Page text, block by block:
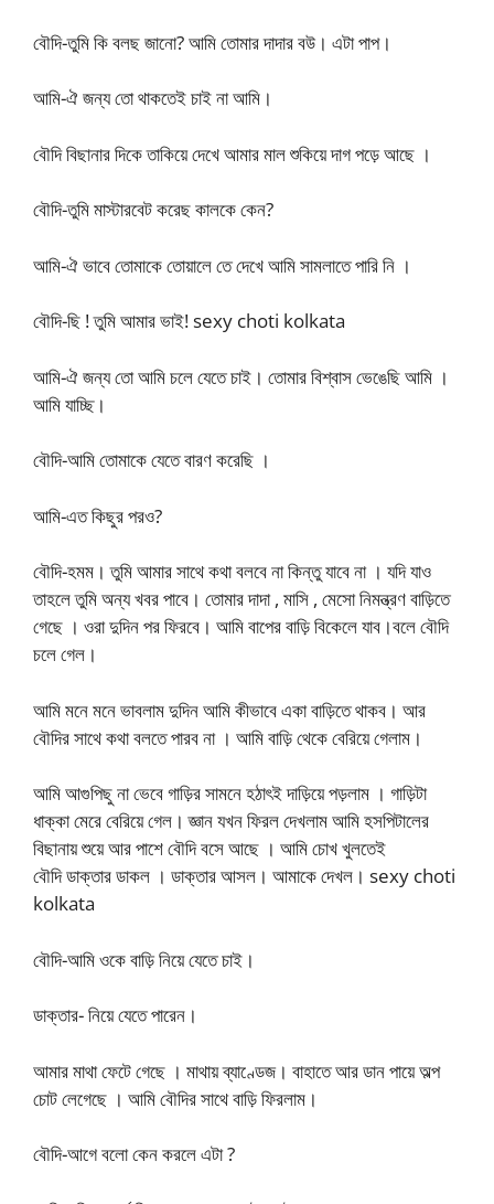
বৌদি-তুমি কি বলছ জানো? আমি তোমার দাদার বউ। এটা পাপ।
আমি-ঐ জন্য তো থাকতেই চাই না আমি।
বৌদি বিছানার দিকে তাকিয়ে দেখে আমার মাল শুকিয়ে দাগ পড়ে আছে ।
বৌদি-তুমি মাস্টারবেট করেছ কালকে কেন?
আমি-ঐ ভাবে তোমাকে তোয়ালে তে দেখে আমি সামলাতে পারি নি ।
বৌদি-ছি ! তুমি আমার ভাই! sexy choti kolkata
আমি-ঐ জন্য তো আমি চলে যেতে চাই। তোমার বিশ্বাস ভেঙেছি আমি ।
আমি যাচ্ছি।
বৌদি-আমি তোমাকে যেতে বারণ করেছি ।
আমি-এত কিছুর পরও?
বৌদি-হমম। তুমি আমার সাথে কথা বলবে না কিন্তু যাবে না । যদি যাও
তাহলে তুমি অন্য খবর পাবে। তোমার দাদা , মাসি , মেসো নিমন্ত্রণ বাড়িতে
গেছে । ওরা দুদিন পর ফিরবে। আমি বাপের বাড়ি বিকেলে যাব।বলে বৌদি
চলে গেল।
আমি মনে মনে ভাবলাম দুদিন আমি কীভাবে একা বাড়িতে থাকব। আর
বৌদির সাথে কথা বলতে পারব না । আমি বাড়ি থেকে বেরিয়ে গেলাম।
আমি আগুপিছু না ভেবে গাড়ির সামনে হঠাৎই দাড়িয়ে পড়লাম । গাড়িটা
ধাক্কা মেরে বেরিয়ে গেল। জ্ঞান যখন ফিরল দেখলাম আমি হসপিটালের
বিছানায় শুয়ে আর পাশে বৌদি বসে আছে । আমি চোখ খুলতেই
বৌদি ডাক্তার ডাকল । ডাক্তার আসল। আমাকে দেখল। sexy choti
kolkata
বৌদি-আমি ওকে বাড়ি নিয়ে যেতে চাই।
ডাক্তার- নিয়ে যেতে পারেন।
আমার মাথা ফেটে গেছে । মাথায় ব্যাণ্ডেজ। বাহাতে আর ডান পায়ে অল্প
চোট লেগেছে । আমি বৌদির সাথে বাড়ি ফিরলাম।
বৌদি-আগে বলো কেন করলে এটা ?